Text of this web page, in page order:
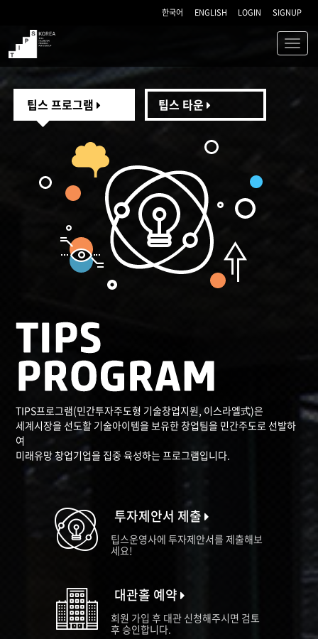
한국어 ENGLISH LOGIN SIGNUP
TIPS
팁스 프로그램 팁스 타운
TIPS프로그램(민간투자주도형 기술창업지원, 이스라엘式)은
세계시장을 선도할 기술아이템을 보유한 창업팀을 민간주도로 선발하
여
미래유망 창업기업을 집중 육성하는 프로그램입니다.
투자제안서 제출
팁스운영사에 투자제안서를 제출해보
세요!
대관홀 예약
회원 가입 후 대관 신청해주시면 검토
후 승인합니다.